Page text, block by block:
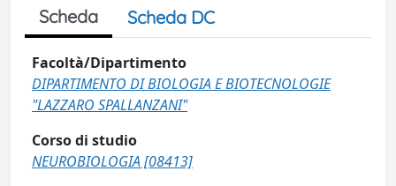
Scheda Scheda DC
Facoltà/Dipartimento
DIPARTIMENTO DI BIOLOGIA E BIOTECNOLOGIE
"LAZZARO SPALLANZANI"
Corso di studio
NEUROBIOLOGIA [08413]